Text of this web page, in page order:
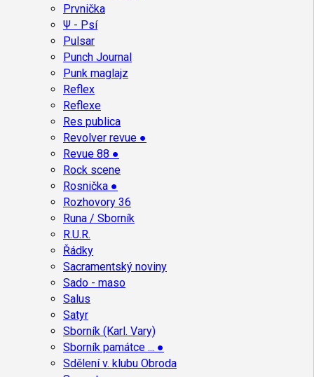
Prvnička
Ψ - Psí
Pulsar
Punch Journal
Punk maglajz
Reflex
Reflexe
Res publica
Revolver revue ●
Revue 88 ●
Rock scene
Rosnička ●
Rozhovory 36
Runa / Sborník
R.U.R.
Řádky
Sacramentský noviny
Sado - maso
Salus
Satyr
Sborník (Karl. Vary)
Sborník památce ... ●
Sdělení v. klubu Obroda